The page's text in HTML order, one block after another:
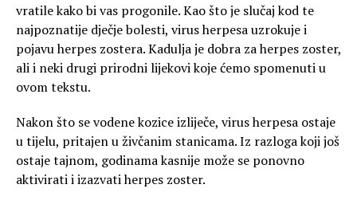
vratile kako bi vas progonile. Kao što je slučaj kod te
najpoznatije dječje bolesti, virus herpesa uzrokuje i
pojavu herpes zostera.Kadulja je dobra za herpes zoster,
ali i neki drugi prirodni lijekovi koje ćemo spomenuti u
ovom tekstu.
Nakon što se vodene kozice izliječe, virus herpesa ostaje
u tijelu, pritajen u živčanim stanicama. Iz razloga koji još
ostaje tajnom, godinama kasnije može se ponovno
aktivirati i izazvati herpes zoster.